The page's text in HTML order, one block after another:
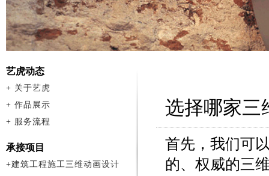
选择哪家三
首先，我们可
的、权威的三
艺虎动态
+ 关于艺虎
+ 作品展示
+ 服务流程
承接项目
+建筑工程施工三维动画设计